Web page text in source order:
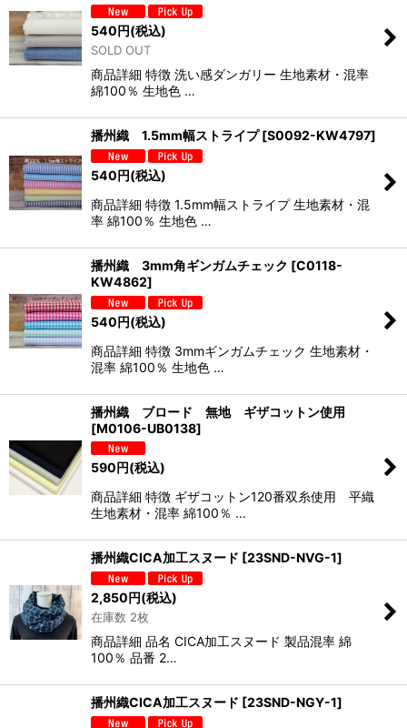
540円(税込)
SOLD OUT
商品詳細 特徴 洗い感ダンガリー 生地素材・混率
綿100％ 生地色 …
播州織 1.5mm幅ストライプ [S0092-KW4797]
540円(税込)
商品詳細 特徴 1.5mm幅ストライプ 生地素材・混
率 綿100％ 生地色 …
播州織 3mm角ギンガムチェック [C0118-
KW4862]
540円(税込)
商品詳細 特徴 3mmギンガムチェック 生地素材・
混率 綿100％ 生地色 …
播州織 ブロード 無地 ギザコットン使用
[M0106-UB0138]
590円(税込)
商品詳細 特徴 ギザコットン120番双糸使用 平織
生地素材・混率 綿100％ …
播州織CICA加工スヌード [23SND-NVG-1]
2,850円(税込)
在庫数 2枚
商品詳細 品名 CICA加工スヌード 製品混率 綿
100％ 品番 2…
播州織CICA加工スヌード [23SND-NGY-1]